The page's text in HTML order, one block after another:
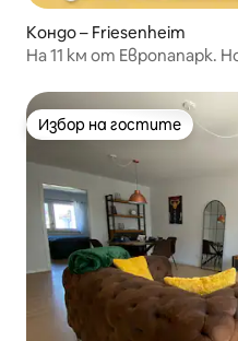
Кондо – Friesenheim
На 11 км от Европапарк.
Избор на гостите
Избор на гостите